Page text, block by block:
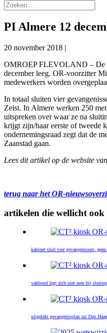
PI Almere 12
20 november 2018 |
OMROEP FLEVOLAND – De
december leeg. OR-voorzitter
medewerkers worden
In totaal sluiten vier
Zeist. In Almere werken 250
uitspreken over waar ze na
krijgt zijn/haar eerste of tweede
ondernemingsraad zegt dat de
Zaanstad gaan.
Lees dit artikel op de website van
terug naar het OR-
artikelen die wellicht ook
kabinet sluit vier gevangenissen,
vakbond legt zich niet neer bij
uitgelekt gevangenisplan uit Den